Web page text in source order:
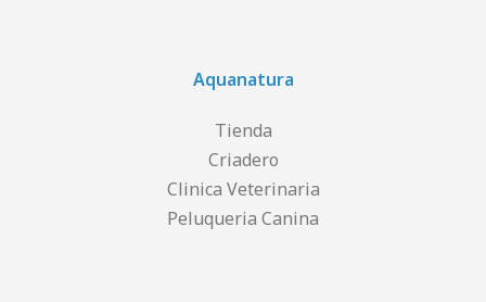
Aquanatura
Tienda
Criadero
Clinica Veterinaria
Peluqueria Canina